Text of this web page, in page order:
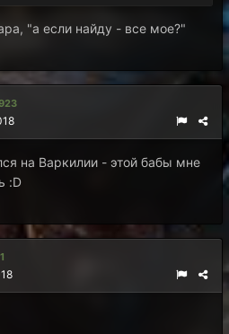
"а если найду - все мое?"
на Варкилии - этой бабы мне
:D